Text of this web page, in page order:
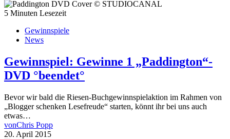
5 Minuten Lesezeit
Gewinnspiele
News
Gewinnspiel: Gewinne 1 „Paddington“-
DVD °beendet°
Bevor wir bald die Riesen-Buchgewinnspielaktion im Rahmen von
„Blogger schenken Lesefreude“ starten, könnt ihr bei uns auch
etwas…
vonChris Popp
20. April 2015